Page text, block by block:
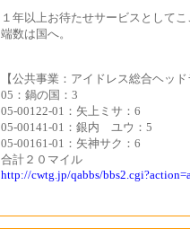
１年以上お待たせサービスとしてこ
端数は国へ。
【公共事業：アイドレス総合ヘッ
05：鍋の国：3
05-00122-01：矢上ミサ：6
05-00141-01：銀内 ユウ：5
05-00161-01：矢神サク：6
合計２０マイル
http://cwtg.jp/qabbs/